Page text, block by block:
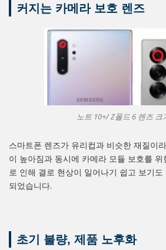
커지는 카메라 보호 렌즈
노트 10+/ Z폴드 6 렌즈 크
스마트폰 렌즈가 유리컵과 비슷한 재질이
이 높아짐과 동시에 카메라 모듈 보호를
로 인해 결로 현상이 일어나기 쉽고 보기
되었습니다.
초기 불량, 제품 노후화